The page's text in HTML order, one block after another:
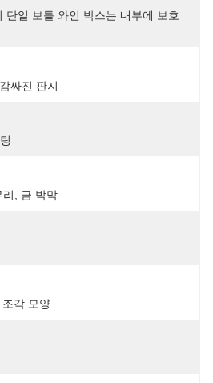
단일 보틀 와인 박스는 내부에 보호
싸진 판지
리, 금 박막
각 모양